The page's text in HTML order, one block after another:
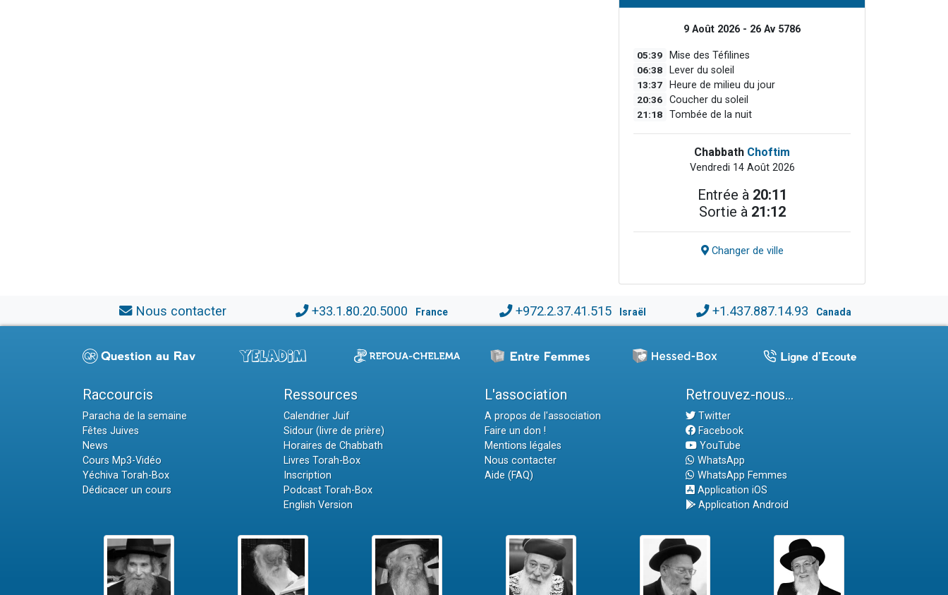
9 Août 2026 - 26 Av 5786
05:39 Mise des Téfilines
06:38 Lever du soleil
13:37 Heure de milieu du jour
20:36 Coucher du soleil
21:18 Tombée de la nuit
Chabbath Choftim
Vendredi 14 Août 2026
Entrée à 20:11
Sortie à 21:12
Changer de ville
Nous contacter +33.1.80.20.5000 France +972.2.37.41.515 Israël +1.437.887.14.93 Canada
Raccourcis
Paracha de la semaine
Fêtes Juives
News
Cours Mp3-Vidéo
Yéchiva Torah-Box
Dédicacer un cours
Ressources
Calendrier Juif
Sidour (livre de prière)
Horaires de Chabbath
Livres Torah-Box
Inscription
Podcast Torah-Box
English Version
L'association
A propos de l'association
Faire un don !
Mentions légales
Nous contacter
Aide (FAQ)
Retrouvez-nous...
Twitter
Facebook
YouTube
WhatsApp
WhatsApp Femmes
Application iOS
Application Android